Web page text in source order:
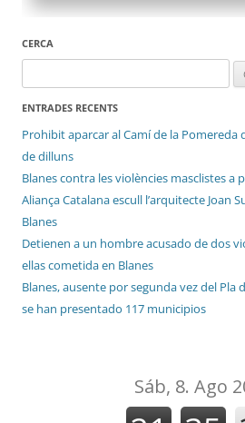
CERCA
ENTRADES RECENTS
Prohibit aparcar al Camí de la
de dilluns
Blanes contra les violències masclistes a
Aliança Catalana escull l’arquitecte Joan
Blanes
Detienen a un hombre acusado de dos
ellas cometida en Blanes
Blanes, ausente por segunda vez del Pla
se han presentado 117 municipios